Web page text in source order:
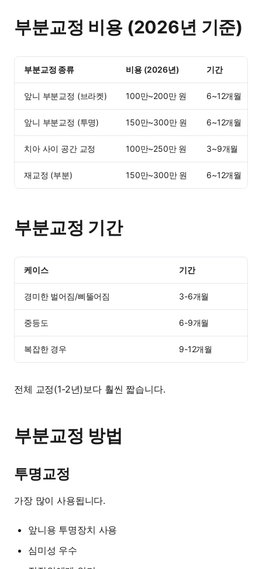
부분교정 비용 (2026년 기준)
부분교정 종류 비용 (2026년) 기간
앞니 부분교정 (브라켓) 100만~200만 원 6~12개월
앞니 부분교정 (투명) 150만~300만 원 6~12개월
치아 사이 공간 교정 100만~250만 원 3~9개월
재교정 (부분) 150만~300만 원 6~12개월
부분교정 기간
케이스 기간
경미한 벌어짐/삐뚤어짐 3-6개월
중등도 6-9개월
복잡한 경우 9-12개월
전체 교정(1-2년)보다 훨씬 짧습니다.
부분교정 방법
투명교정
가장 많이 사용됩니다.
앞니용 투명장치 사용
심미성 우수